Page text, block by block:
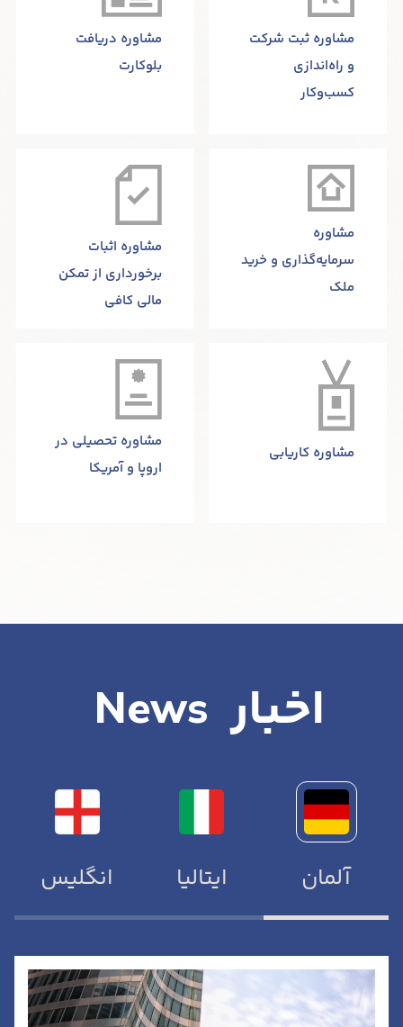
مشاوره ثبت شرکت
و راه‌اندازی
کسب‌وکار
مشاوره دریافت
بلوکارت
مشاوره
سرمایه‌گذاری و خرید
ملک
مشاوره اثبات
برخورداری از تمکن
مالی کافی
مشاوره کاریابی
مشاوره تحصیلی در
اروپا و آمریکا
اخبار News
آلمان ایتالیا انگلیس